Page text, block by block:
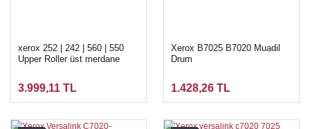
xerox 252 | 242 | 560 | 550
Upper Roller üst merdane
3.999,11 TL
Xerox B7025 B7020 Muadil
Drum
1.428,26 TL